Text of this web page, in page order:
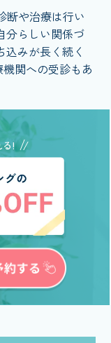
断や治療は行い
分らしい関係づ
込みが長く続く
関への受診もあ
!